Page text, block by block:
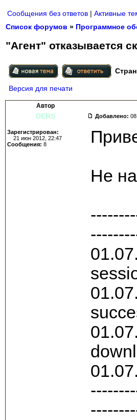
Сообщения без ответов | Активные
Список форумов » Программное
"Агент" отказывается
Версия для печати
Автор
DERS Добавлено:
Зарегистрирован:
21 июн 2012, 22:47
Сообщения: 8
Не